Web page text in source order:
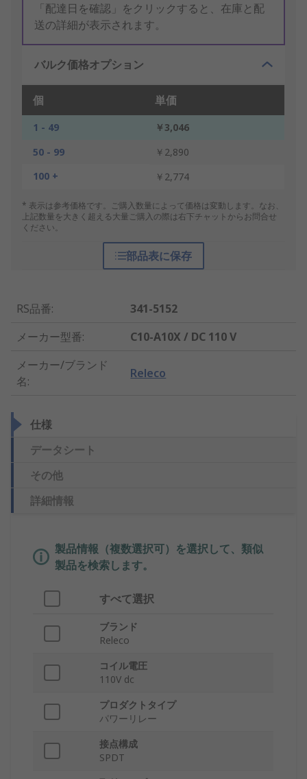
「配達日を確認」をクリックすると、在庫と配
送の詳細が表示されます。
バルク価格オプション
個 単価
1 - 49
￥3,046
50 - 99
￥2,890
100 +
￥2,774
* 表示は参考価格です。ご購入数量によって価格は変動します。なお、
上記数量を大きく超える大量ご購入の際は右下チャットからお問合せ
ください。
部品表に保存
RS品番:
341-5152
メーカー型番:
C10-A10X / DC 110 V
メーカー/ブランド
名:
Releco
仕様
データシート
その他
詳細情報
製品情報（複数選択可）を選択して、類似
製品を検索します。
すべて選択
ブランド
Releco
コイル電圧
110V dc
プロダクトタイプ
パワーリレー
接点構成
SPDT